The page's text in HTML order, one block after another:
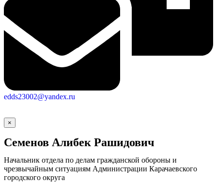
edds23002@yandex.ru
×
Семенов Алибек Рашидович
Начальник отдела по делам гражданской обороны и
чрезвычайным ситуациям Администрации Карачаевского
городского округа